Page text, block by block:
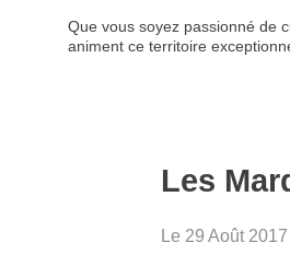
Que vous soyez passionné de
animent ce territoire
Les
Le 29 Août 2017